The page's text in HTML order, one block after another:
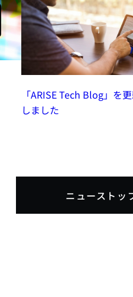
「ARISE Tech Blog」を
しました
ニューストッ